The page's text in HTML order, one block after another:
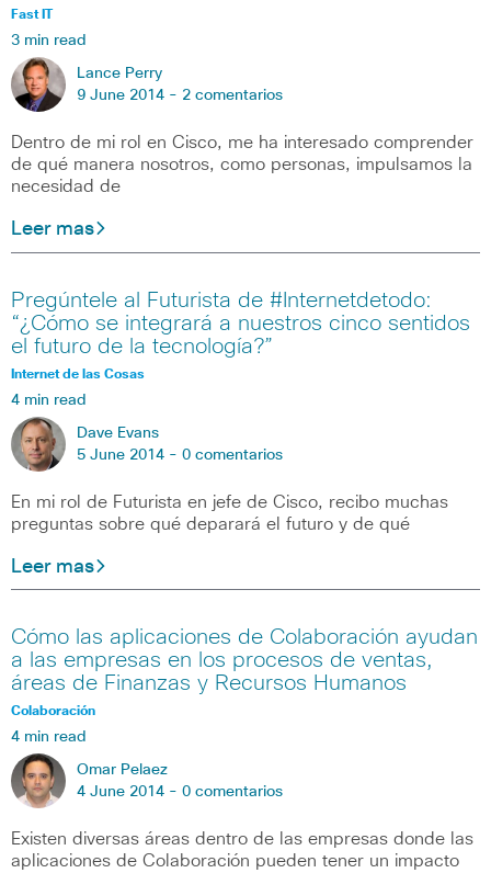
Fast IT
3 min read
Lance Perry
9 June 2014 - 2 comentarios
Dentro de mi rol en Cisco, me ha interesado comprender
de qué manera nosotros, como personas, impulsamos la
necesidad de
Leer mas
Pregúntele al Futurista de #Internetdetodo:
“¿Cómo se integrará a nuestros cinco sentidos
el futuro de la tecnología?”
Internet de las Cosas
4 min read
Dave Evans
5 June 2014 - 0 comentarios
En mi rol de Futurista en jefe de Cisco, recibo muchas
preguntas sobre qué deparará el futuro y de qué
Leer mas
Cómo las aplicaciones de Colaboración ayudan
a las empresas en los procesos de ventas,
áreas de Finanzas y Recursos Humanos
Colaboración
4 min read
Omar Pelaez
4 June 2014 - 0 comentarios
Existen diversas áreas dentro de las empresas donde las
aplicaciones de Colaboración pueden tener un impacto